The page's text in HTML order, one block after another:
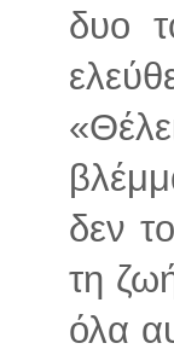
δυο
δεν
τη
όλα